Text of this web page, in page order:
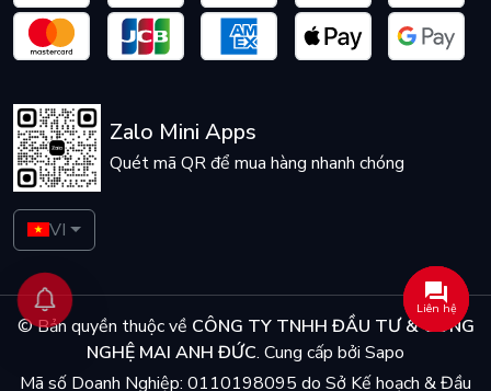
Zalo Mini Apps
Quét mã QR để mua hàng nhanh chóng
VI
© Bản quyền thuộc về CÔNG TY TNHH ĐẦU TƯ & CÔNG
NGHỆ MAI ANH ĐỨC. Cung cấp bởi Sapo
Mã số Doanh Nghiệp: 0110198095 do Sở Kế hoạch & Đầu
Liên hệ